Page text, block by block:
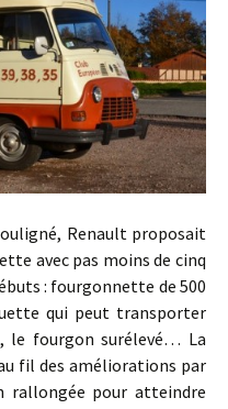
Renault proposait
avec pas moins de cinq
: fourgonnette de 500
qui peut transporter
le fourgon surélevé… La
fil des améliorations par
rallongée pour atteindre